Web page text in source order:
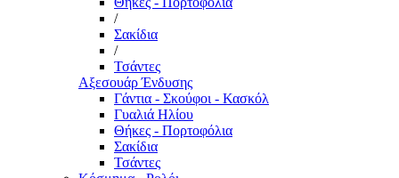
/
Σακίδια
/
Τσάντες
Αξεσουάρ Ένδυσης
Γάντια - Σκούφοι - Κασκόλ
Γυαλιά Ηλίου
Θήκες - Πορτοφόλια
Σακίδια
Τσάντες